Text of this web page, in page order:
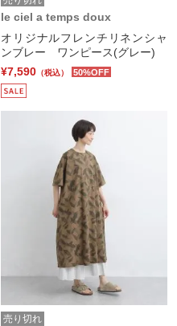
le ciel a temps doux
オリジナルフレンチリネンシャ
ンブレー ワンピース(グレー)
¥7,590 （税込） 50%OFF
売り切れ